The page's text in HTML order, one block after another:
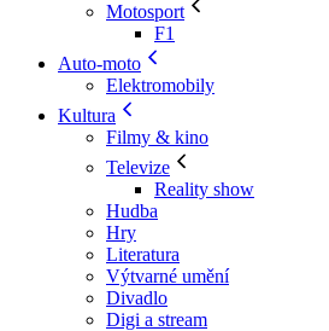
Motosport
F1
Auto-moto
Elektromobily
Kultura
Filmy & kino
Televize
Reality show
Hudba
Hry
Literatura
Výtvarné umění
Divadlo
Digi a stream